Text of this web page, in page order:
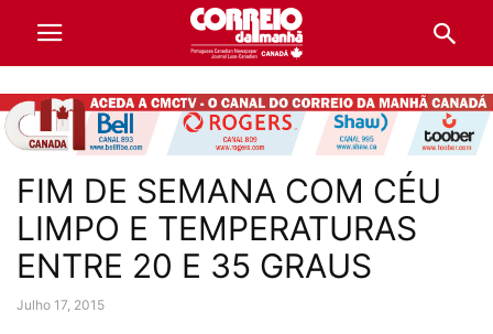
FIM DE SEMANA COM CÉU
LIMPO E TEMPERATURAS
ENTRE 20 E 35 GRAUS
Julho 17, 2015